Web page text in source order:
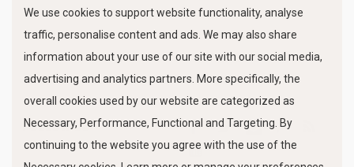
FOLLOW US
We use cookies to support website functionality, analyse
traffic, personalise content and ads. We may also share
information about your use of our site with our social media,
advertising and analytics partners. More specifically, the
overall cookies used by our website are categorized as
Necessary, Performance, Functional and Targeting. By
continuing to the website you agree with the use of the